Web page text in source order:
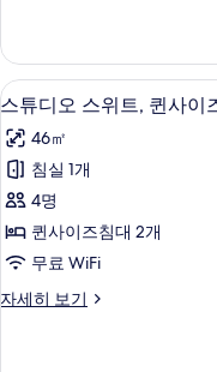
기
기
이
즈
침
대
2
개
사
진
모
스
위
트,
사
이
즈
침
대
2
개
자
스
튜
디
오
스
위
퀸
7
스튜디오 스위트, 퀸사이
46㎡
침실 1개
4명
퀸사이즈침대 2개
무료 WiFi
자세히 보기
스